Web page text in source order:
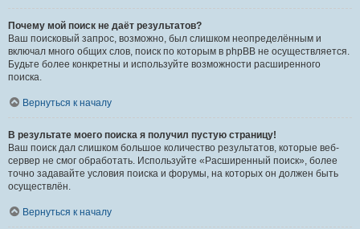
Почему мой поиск не даёт результатов?
Ваш поисковый запрос, возможно, был слишком неопределённым и
включал много общих слов, поиск по которым в phpBB не осуществляется.
Будьте более конкретны и используйте возможности расширенного
поиска.
Вернуться к началу
В результате моего поиска я получил пустую страницу!
Ваш поиск дал слишком большое количество результатов, которые веб-
сервер не смог обработать. Используйте «Расширенный поиск», более
точно задавайте условия поиска и форумы, на которых он должен быть
осуществлён.
Вернуться к началу